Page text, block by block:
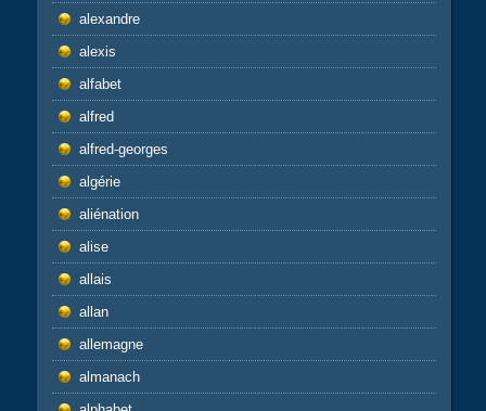
alexandre
alexis
alfabet
alfred
alfred-georges
algérie
aliénation
alise
allais
allan
allemagne
almanach